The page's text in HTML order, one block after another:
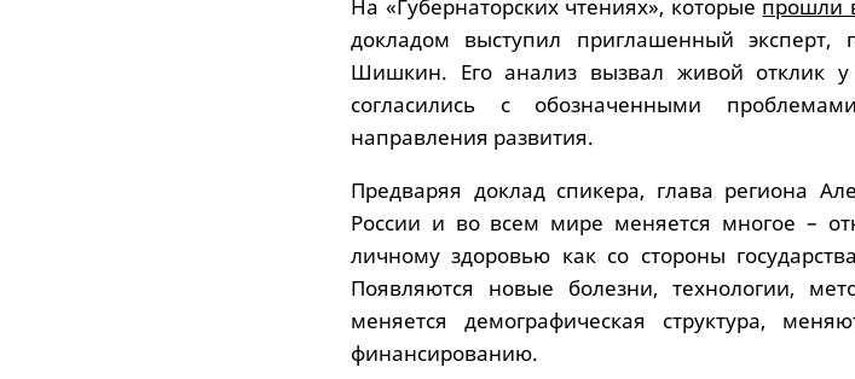
На «Губернаторских чтениях», которые прошли
докладом выступил приглашенный
Шишкин. Его анализ вызвал живой отклик у
согласились с обозначенными
направления развития.
Предваряя доклад спикера, глава региона
России и во всем мире меняется многое –
личному здоровью как со стороны
Появляются новые болезни, технологии,
меняется демографическая структура,
финансированию.